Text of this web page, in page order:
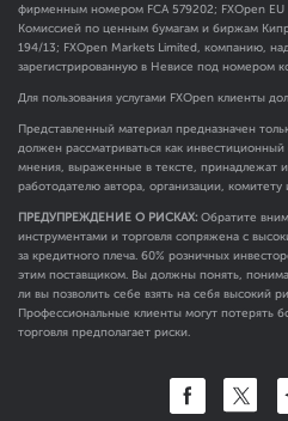
фирменным номером FCA 579202; FXOpen
Комиссией по ценным бумагам и биржам
194/13; FXOpen Markets Limited, компанию,
зарегистрированную в Невисе под номером
Для пользования услугами FXOpen клиенты
Представленный материал предназначен
должен рассматриваться как
мнения, выраженные в тексте, принадлежат
работодателю автора, организации,
ПРЕДУПРЕЖДЕНИЕ О РИСКАХ: Обратите
инструментами и торговля сопряжена с
за кредитного плеча. 60% розничных
этим поставщиком. Вы должны понять,
ли вы позволить себе взять на себя высокий
Профессиональные клиенты могут потерять
торговля предполагает риски.